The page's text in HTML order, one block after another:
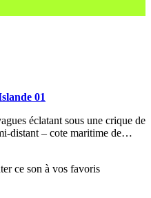
01
éclatant sous une crique de
distant – cote maritime de…